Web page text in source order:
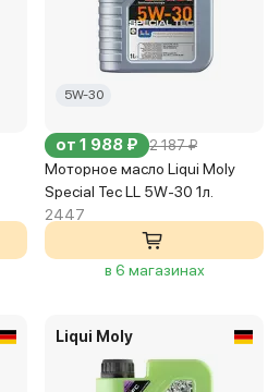
5W-30
от 1 988 ₽ 2 187 ₽
Моторное масло Liqui Moly
Special Tec LL 5W-30 1л.
2447
в 6 магазинах
Liqui Moly